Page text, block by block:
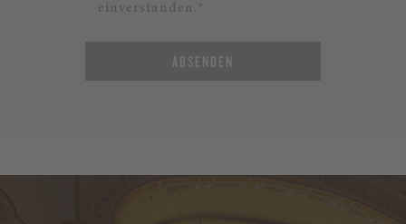
einverstanden.*
ABSENDEN